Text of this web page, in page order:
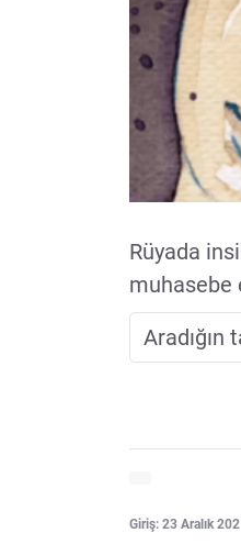
Rüyada
muhasebe
Giriş: 23 Aralık